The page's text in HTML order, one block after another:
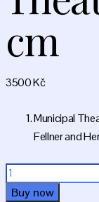
cm
3500Kč
Municipal
Fellner and
Municipal
Theatre
Buy now